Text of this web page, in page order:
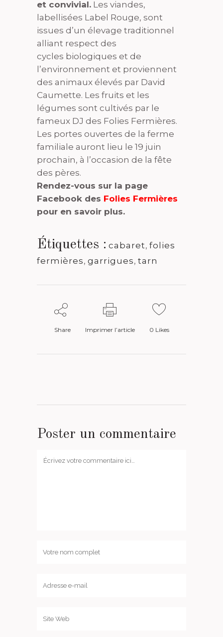
et convivial. Les viandes,
labellisées Label Rouge, sont
issues d’un élevage traditionnel
alliant respect des
cycles biologiques et de
l’environnement et proviennent
des animaux élevés par David
Caumette. Les fruits et les
légumes sont cultivés par le
fameux DJ des Folies Fermières.
Les portes ouvertes de la ferme
familiale auront lieu le 19 juin
prochain, à l’occasion de la fête
des pères.
Rendez-vous sur la page
Facebook des Folies Fermières
pour en savoir plus.
Étiquettes : cabaret, folies
fermières, garrigues, tarn
Share Imprimer l’article 0 Likes
Poster un commentaire